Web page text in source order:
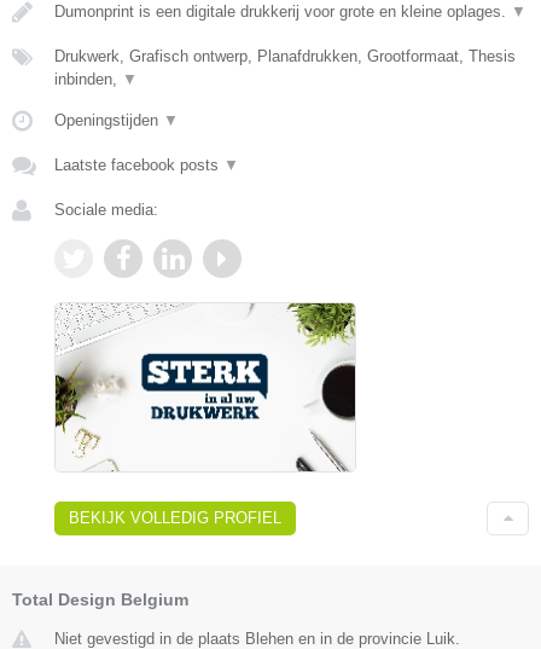
Dumonprint is een digitale drukkerij voor grote en kleine oplages. ▼
Drukwerk, Grafisch ontwerp, Planafdrukken, Grootformaat, Thesis
inbinden,
▼
Openingstijden ▼
Laatste facebook posts ▼
Sociale media:
BEKIJK VOLLEDIG PROFIEL
Total Design Belgium
Niet gevestigd in de plaats Blehen en in de provincie Luik.